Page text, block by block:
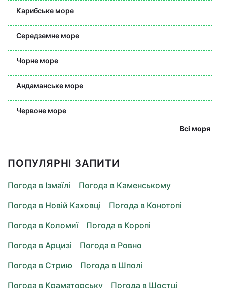
Карибське море
Середземне море
Чорне море
Андаманське море
Червоне море
Всі моря
ПОПУЛЯРНІ ЗАПИТИ
Погода в Ізмаїлі
Погода в Каменському
Погода в Новій Каховці
Погода в Конотопі
Погода в Коломиї
Погода в Коропі
Погода в Арцизі
Погода в Ровно
Погода в Стрию
Погода в Шполі
Погода в Краматорську
Погода в Шостці